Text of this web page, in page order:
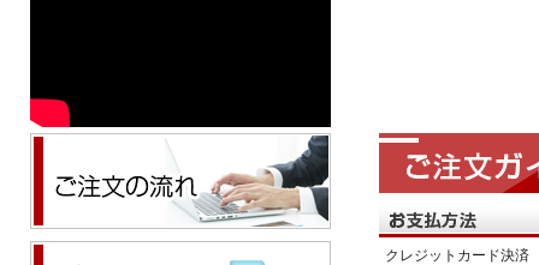
クレジットカード決